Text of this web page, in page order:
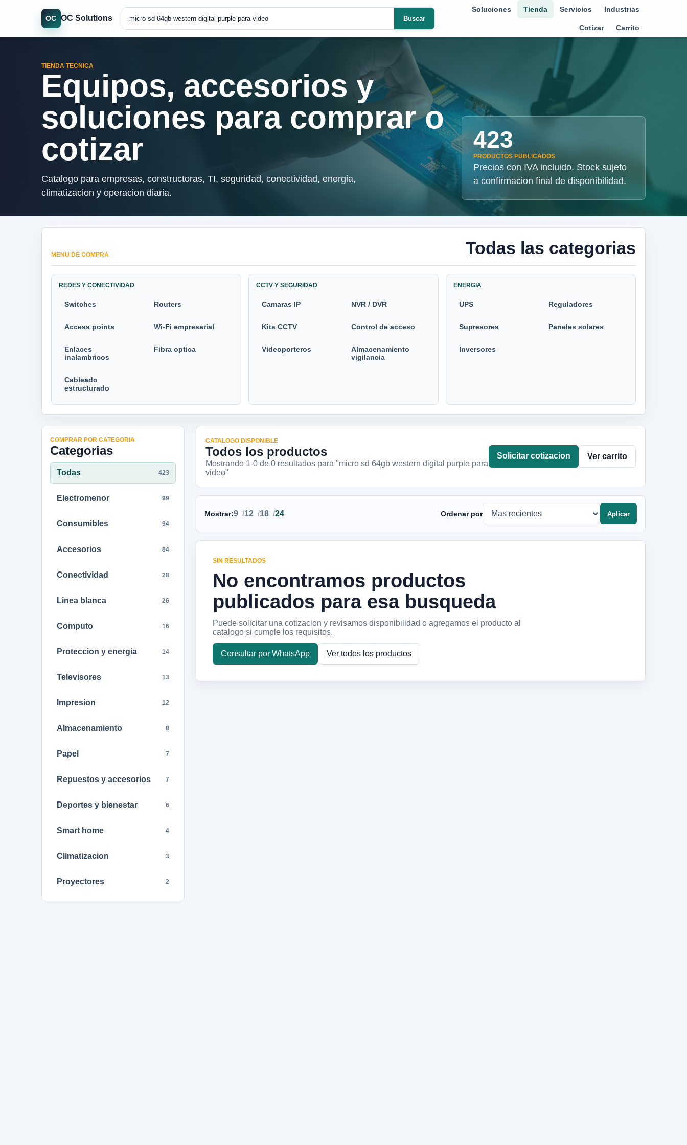
OC OC Solutions Buscar
Soluciones Tienda Servicios Industrias
Cotizar Carrito
TIENDA TECNICA
Equipos, accesorios y
soluciones para comprar o
cotizar
Catalogo para empresas, constructoras, TI, seguridad, conectividad, energia,
climatizacion y operacion diaria.
423
PRODUCTOS PUBLICADOS
Precios con IVA incluido. Stock sujeto
a confirmacion final de disponibilidad.
MENU DE COMPRA Todas las categorias
REDES Y CONECTIVIDAD
Switches Routers
Access points Wi-Fi empresarial
Enlaces
inalambricos
Fibra optica
Cableado
estructurado
CCTV Y SEGURIDAD
Camaras IP NVR / DVR
Kits CCTV Control de acceso
Videoporteros
Almacenamiento
vigilancia
ENERGIA
UPS Reguladores
Supresores Paneles solares
Inversores
COMPRAR POR CATEGORIA
Categorias
Todas 423
Electromenor 99
Consumibles 94
Accesorios 84
Conectividad 28
Linea blanca 26
Computo 16
Proteccion y energia 14
Televisores 13
Impresion 12
Almacenamiento 8
Papel 7
Repuestos y accesorios 7
Deportes y bienestar 6
Smart home 4
Climatizacion 3
Proyectores 2
CATALOGO DISPONIBLE
Todos los productos
Mostrando 1-0de 0resultadospara "micro sd 64gb western digital purple para
video"
Solicitar cotizacion Ver carrito
Mostrar:9 12 18 24 Ordenar por Aplicar
SIN RESULTADOS
No encontramos productos
publicados para esa busqueda
Puede solicitar una cotizacion y revisamos disponibilidad o agregamos el producto al
catalogo si cumple los requisitos.
Consultar por WhatsApp Ver todos los productos